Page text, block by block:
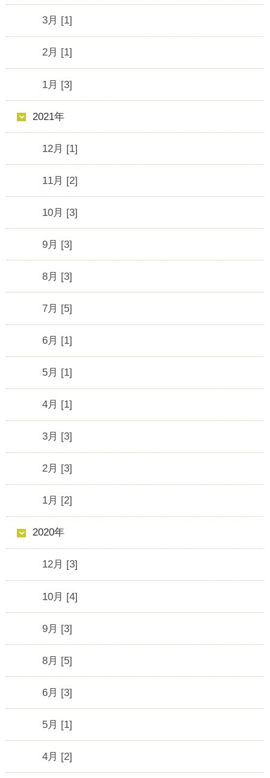
3月 [1]
2月 [1]
1月 [3]
2021年
12月 [1]
11月 [2]
10月 [3]
9月 [3]
8月 [3]
7月 [5]
6月 [1]
5月 [1]
4月 [1]
3月 [3]
2月 [3]
1月 [2]
2020年
12月 [3]
10月 [4]
9月 [3]
8月 [5]
6月 [3]
5月 [1]
4月 [2]